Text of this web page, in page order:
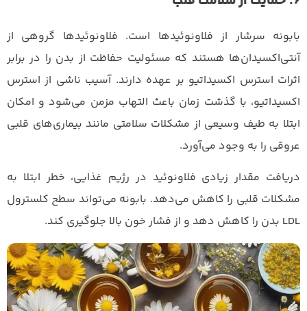
بابونه سرشار از فلاونوئیدها است. فلاونوئیدها گروهی از
آنتی‌اکسیدان‌ها هستند که مسئولیت حفاظت از بدن را در برابر
اثرات استرس اکسیداتیو بر عهده دارند. آسیب ناشی از استرس
اکسیداتیو، با گذشت زمان باعث التهاب مزمن می‌شود و امکان
ابتلا به طیف وسیعی از مشکلات سلامتی مانند بیماری‌های قلبی
عروقی را به وجود می‌آورد.
دریافت مقدار زیادی فلاونوئید در رژیم غذایی، خطر ابتلا به
مشکلات قلبی را کاهش می‌دهد. بابونه می‌تواند سطح کلسترول
LDL بدن را کاهش دهد و از فشار خون بالا جلوگیری کند.